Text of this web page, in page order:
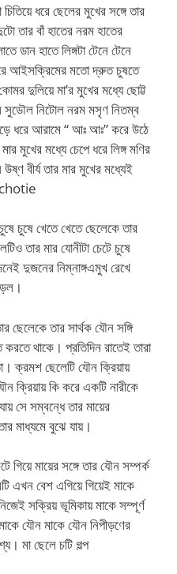
ধরে ছেলের মুখের সঙ্গে তার
তার বাঁ হাতের নরম হাতের
ডান হাতে লিঙ্গটা টেনে টেনে
পুরে আইসক্রিমের মতো দ্রুত চুষতে
দুলিয়ে মা’র মুখের মধ্যে ছোট্ট
সুডৌল নিটোল নরম মসৃণ নিতম্ব
ধরে আরামে “ আঃ আঃ” করে উঠে
মুখের মধ্যে চেপে ধরে লিঙ্গ মণির
বীর্য তার মার মুখের মধ্যেই
chotie
চুষে খেতে খেতে ছেলেকে তার
তার মার যোনীটা চেটে চুষে
দুজনের নিম্নাঙ্গএমুখ রেখে
তার সার্থক যৌন সঙ্গি
থাকে। প্রতিদিন রাতেই তারা
ক্রমশ ছেলেটি যৌন ক্রিয়ায়
ক্রিয়ায় কি করে একটি নারীকে
সে সম্বন্ধে তার মায়ের
মাধ্যমে বুঝে যায়।
গিয়ে মায়ের সঙ্গে তার যৌন সম্পর্ক
এখন বেশ এগিয়ে গিয়েই মাকে
সক্রিয় ভূমিকায় মাকে সম্পূর্ণ
যৌন মাকে যৌন নিপীড়ণের
মা ছেলে চটি গল্প